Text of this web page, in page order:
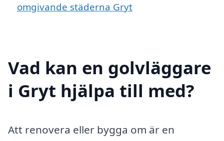
omgivande städerna Gryt
Vad kan en golvläggare
i Gryt hjälpa till med?
Att renovera eller bygga om är en